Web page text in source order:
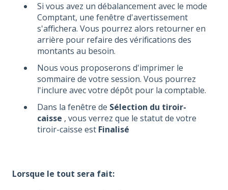
Si vous avez un débalancement avec le mode
Comptant, une fenêtre d'avertissement
s'affichera. Vous pourrez alors retourner en
arrière pour refaire des vérifications des
montants au besoin.
Nous vous proposerons d'imprimer le
sommaire de votre session. Vous pourrez
l'inclure avec votre dépôt pour la comptable.
Dans la fenêtre de Sélection du tiroir-
caisse , vous verrez que le statut de votre
tiroir-caisse est Finalisé
Lorsque le tout sera fait: